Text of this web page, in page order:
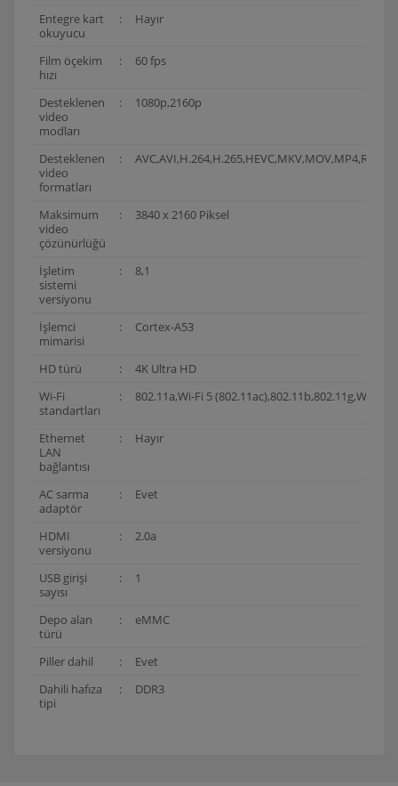
Entegre kart
okuyucu
: Hayır
Film öçekim
hızı
: 60 fps
Desteklenen
video
modları
: 1080p,2160p
Desteklenen
video
formatları
:
Maksimum
video
çözünürlüğü
: 3840 x 2160 Piksel
İşletim
sistemi
versiyonu
: 8,1
İşlemci
mimarisi
: Cortex-A53
HD türü :
4K Ultra HD
Wi-Fi
standartları
: 802.11a,Wi-Fi 5 (802.11ac),802.11b,802.11g,Wi-Fi 4
Ethernet
LAN
bağlantısı
: Hayır
AC sarma
adaptör
: Evet
HDMI
versiyonu
: 2.0a
USB girişi
sayısı
: 1
Depo alan
türü
: eMMC
Piller dahil :
Evet
Dahili hafıza
tipi
: DDR3